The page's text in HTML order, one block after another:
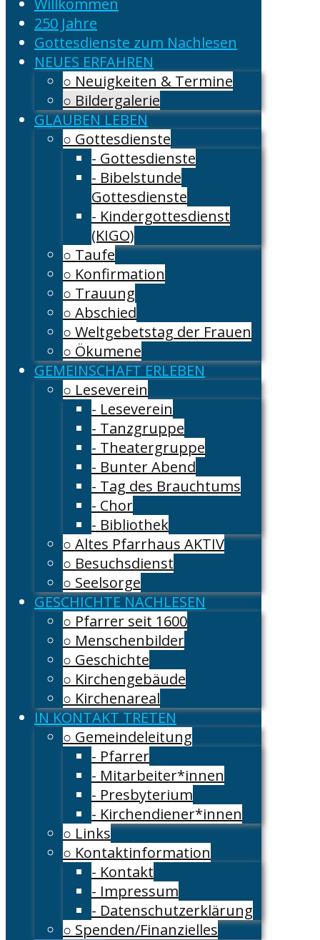
Willkommen
250 Jahre
Gottesdienste zum Nachlesen
NEUES ERFAHREN
○ Neuigkeiten & Termine
○ Bildergalerie
GLAUBEN LEBEN
○ Gottesdienste
- Gottesdienste
- Bibelstunde
Gottesdienste
- Kindergottesdienst
(KIGO)
○ Taufe
○ Konfirmation
○ Trauung
○ Abschied
○ Weltgebetstag der Frauen
○ Ökumene
GEMEINSCHAFT ERLEBEN
○ Leseverein
- Leseverein
- Tanzgruppe
- Theatergruppe
- Bunter Abend
- Tag des Brauchtums
- Chor
- Bibliothek
○ Altes Pfarrhaus AKTIV
○ Besuchsdienst
○ Seelsorge
GESCHICHTE NACHLESEN
○ Pfarrer seit 1600
○ Menschenbilder
○ Geschichte
○ Kirchengebäude
○ Kirchenareal
IN KONTAKT TRETEN
○ Gemeindeleitung
- Pfarrer
- Mitarbeiter*innen
- Presbyterium
- Kirchendiener*innen
○ Links
○ Kontaktinformation
- Kontakt
- Impressum
- Datenschutzerklärung
○ Spenden/Finanzielles